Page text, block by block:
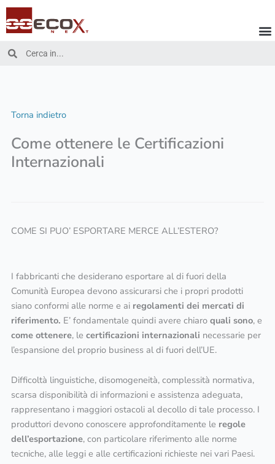
Vai
al
contenuto
Cerca Cerca
Torna indietro
Come ottenere le Certificazioni
Internazionali
COME SI PUO’ ESPORTARE MERCE ALL’ESTERO?
I fabbricanti che desiderano esportare al di fuori della
Comunità Europea devono assicurarsi che i propri prodotti
siano conformi alle norme e ai regolamenti dei mercati di
riferimento. E’ fondamentale quindi avere chiaro quali sono, e
come ottenere, le certificazioni internazionali necessarie per
l’espansione del proprio business al di fuori dell’UE.
Difficoltà linguistiche, disomogeneità, complessità normativa,
scarsa disponibilità di informazioni e assistenza adeguata,
rappresentano i maggiori ostacoli al decollo di tale processo. I
produttori devono conoscere approfonditamente le regole
dell’esportazione, con particolare riferimento alle norme
tecniche, alle leggi e alle certificazioni richieste nei vari Paesi.